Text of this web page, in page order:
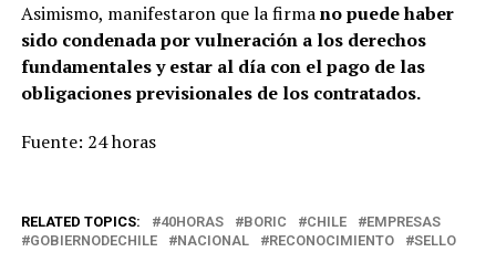
Asimismo, manifestaron que la firmano puede haber
sido condenada por vulneración a los derechos
fundamentales y estar al día con el pago de las
obligaciones previsionales de los contratados.
Fuente: 24 horas
RELATED TOPICS: 40HORAS BORIC CHILE
EMPRESAS
GOBIERNODECHILE
NACIONAL RECONOCIMIENTO SELLO